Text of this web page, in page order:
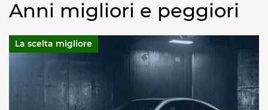
Anni migliori e peggiori
La scelta migliore